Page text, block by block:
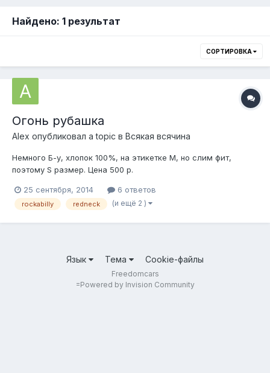
Найдено: 1 результат
СОРТИРОВКА
Огонь рубашка
Alеx опубликовал a topic в Всякая всячина
Немного Б-у, хлопок 100%, на этикетке М, но слим фит,
поэтому S размер. Цена 500 р.
25 сентября, 2014 6 ответов
rockabilly redneck (и ещё 2 )
Язык Тема Cookie-файлы
Freedomcars
=Powered by Invision Community